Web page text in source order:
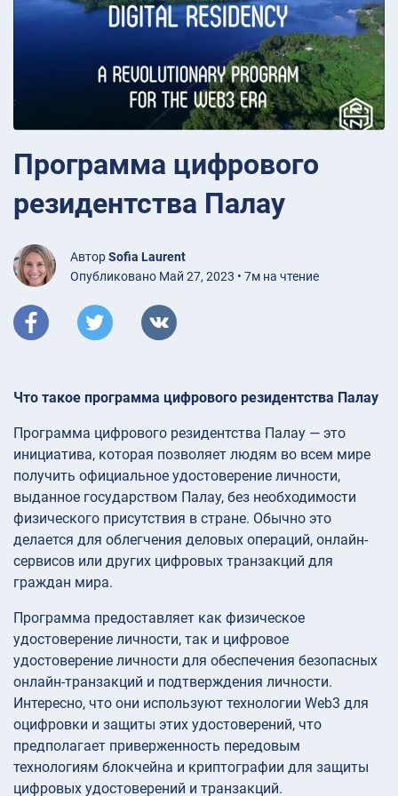
Программа цифрового
резидентства Палау
АвторSofia Laurent
Опубликовано Май 27, 2023 • 7м на чтение
Что такое программа цифрового резидентства Палау
Программа цифрового резидентства Палау — это
инициатива, которая позволяет людям во всем мире
получить официальное удостоверение личности,
выданное государством Палау, без необходимости
физического присутствия в стране. Обычно это
делается для облегчения деловых операций, онлайн-
сервисов или других цифровых транзакций для
граждан мира.
Программа предоставляет как физическое
удостоверение личности, так и цифровое
удостоверение личности для обеспечения безопасных
онлайн-транзакций и подтверждения личности.
Интересно, что они используют технологии Web3 для
оцифровки и защиты этих удостоверений, что
предполагает приверженность передовым
технологиям блокчейна и криптографии для защиты
цифровых удостоверений и транзакций.